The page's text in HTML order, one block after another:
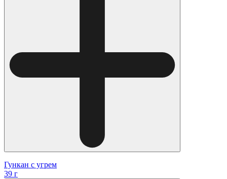
Гункан с угрем
39 г